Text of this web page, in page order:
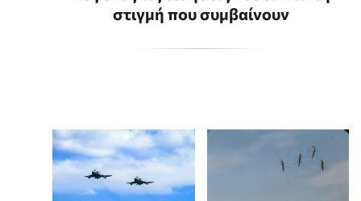
στιγμή που συμβαίνουν